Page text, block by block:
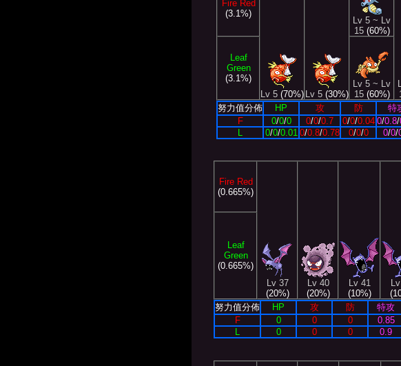
Fire Red
(3.1%)
Lv 5 (70%) Lv 5 (30%)
Lv 5 ~ Lv
15(60%)
Leaf
Green
(3.1%)
Lv 5 ~ Lv
15(60%)
努力值分佈
HP 攻 防 特
F
0/0/0 0/0/0.7 0/0/0.04 0/0.8/
0/0/0.01 0/0.8/0.78 0/0/0 0/0/
Fire Red
(0.665%)
Lv 37
(20%)
Lv 40
(20%)
Lv 41
(10%)
Leaf
Green
(0.665%)
努力值分佈
HP 攻 防 特攻
F
0 0 0 0.85
L
0 0 0 0.9